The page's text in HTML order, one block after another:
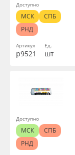
Артикул
р9521
Ед.
шт
Доступно
МСК
СПБ
РНД
Доступно
МСК
СПБ
РНД